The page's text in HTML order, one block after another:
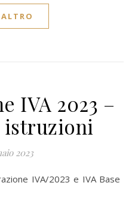
IVA 2023 –
istruzioni
2023